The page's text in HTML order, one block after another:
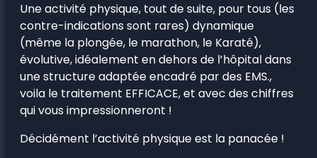
Une activité physique, tout de suite, pour tous (les
contre-indications sont rares) dynamique
(même la plongée, le marathon, le Karaté),
évolutive, idéalement en dehors de l’hôpital dans
une structure adaptée encadré par des EMS.,
voila le traitement EFFICACE, et avec des chiffres
qui vous impressionneront !
Décidément l’activité physique est la panacée !